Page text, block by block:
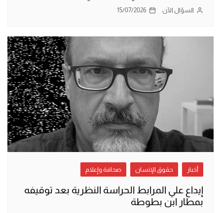
السؤال الآن 15/07/2026
أخبار حقوق الإنسان صحافة وإعلام
إيداع علي المرابط الحراسة النظرية بعد توقيفه
بمطار ابن بطوطة